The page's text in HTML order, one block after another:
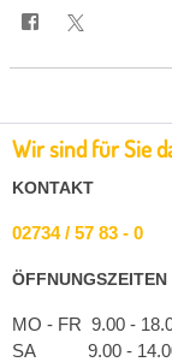
Wir sind für Sie
KONTAKT
02734 / 57 83 - 0
ÖFFNUNGSZEITEN
MO - FR 9.00 -
SA 9.00 -